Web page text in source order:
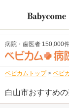
病院・歯医者 150,000
ベビカムトップ > ベビ
白山市おすすめ